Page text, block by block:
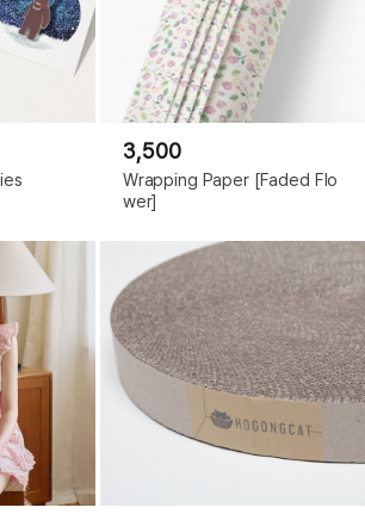
3,500
Wrapping Paper [Faded Flo
wer]